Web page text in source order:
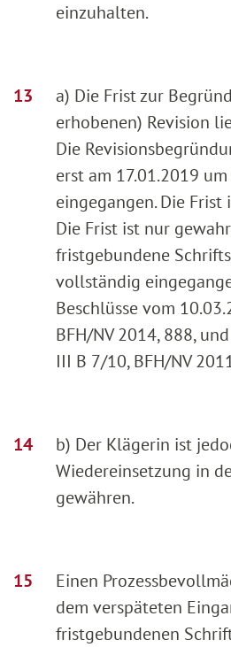
einzuhalten.
a) Die Frist zur
erhobenen) Revision
Die
erst am 17.01.2019
eingegangen. Die
Die Frist ist nur
fristgebundene
vollständig
Beschlüsse vom
BFH/NV 2014, 888,
III B 7/10, BFH/NV
b) Der Klägerin ist
Wiedereinsetzung in
gewähren.
Einen
dem verspäteten
fristgebundenen